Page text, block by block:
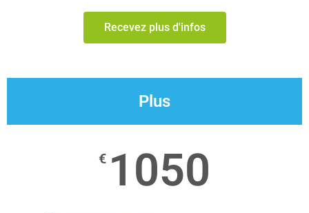
Recevez plus d'infos
Plus
€ 1050